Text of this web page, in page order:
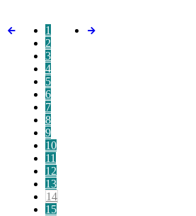
1
2
3
4
5
6
7
8
9
10
11
12
13
14
15